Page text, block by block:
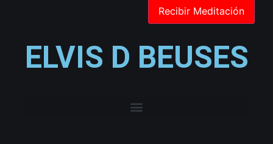
ELVIS D BEUSES